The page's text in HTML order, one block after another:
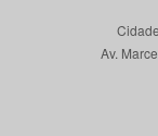
Av.